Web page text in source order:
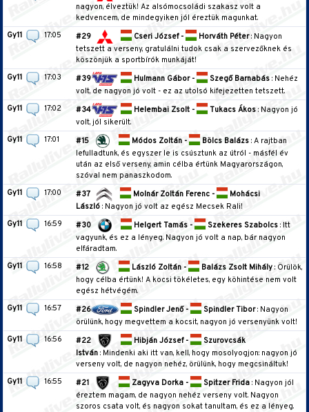
nagyon, élveztük! Az alsómocsoládi szakasz volt a
kedvencem, de mindegyiken jól éreztük magunkat.
Gy11
17:05 #29 Cseri József - Horváth Péter: Nagyon
tetszett a verseny, gratulálni tudok csak a szervezőknek és
köszönjük a sportbírók munkáját!
Gy11
17:03 #39 Hulmann Gábor - Szegő Barnabás: Nehéz
volt, de nagyon jó volt - ez az utolsó kifejezetten tetszett.
Gy11
17:02 #34 Helembai Zsolt - Tukacs Ákos: Nagyon jó
volt, jól sikerült.
Gy11
17:01 #15 Módos Zoltán - Bölcs Balázs: A rajtban
lefulladtunk, és egyszer le is csúsztunk az útról - másfél év
után az első verseny, amin célba értünk Magyarországon,
szóval nem panaszkodom.
Gy11
17:00 #37 Molnár Zoltán Ferenc -
Mohácsi
László: Nagyon jó volt az egész Mecsek Rali!
Gy11
16:59 #30 Helgert Tamás - Szekeres Szabolcs: Itt
vagyunk, és ez a lényeg. Nagyon jó volt a nap, bár nagyon
elfáradtam.
Gy11
16:58 #12 László Zoltán - Balázs Zsolt Mihály: Örülök,
hogy célba értünk! A kocsi tökéletes, egy köhintése nem volt
egész hétvégém.
Gy11
16:57 #26 Spindler Jenő - Spindler Tibor: Nagyon
örülünk, hogy megvettem a kocsit, nagyon jó versenyünk volt!
Gy11
16:56 #22 Hibján József -
Szurovcsák
István: Mindenki aki itt van, kell, hogy mosolyogjon: nagyon jó
verseny volt, de nagyon nehéz, örülünk, hogy megcsináltuk!
Gy11
16:55 #21 Zagyva Dorka - Spitzer Frida: Nagyon jól
éreztem magam, de nagyon nehéz verseny volt. Nagyon
szoros csata volt, és nagyon sokat tanultam, és ez a lényeg.